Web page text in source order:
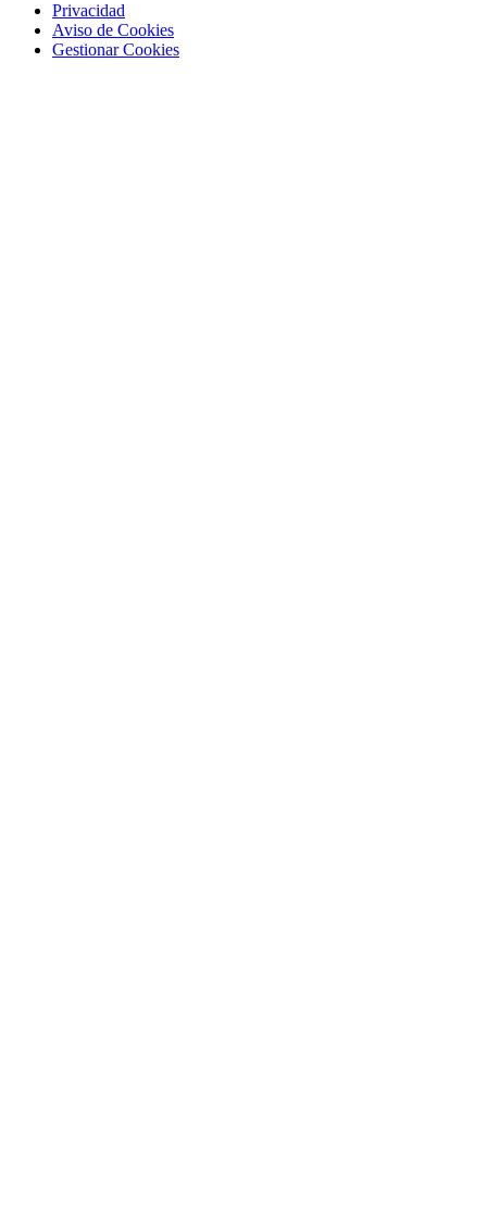
Privacidad
Aviso de Cookies
Gestionar Cookies